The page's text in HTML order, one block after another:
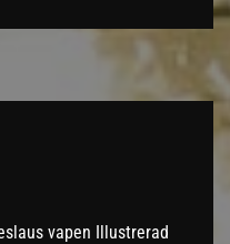
vapen Illustrerad